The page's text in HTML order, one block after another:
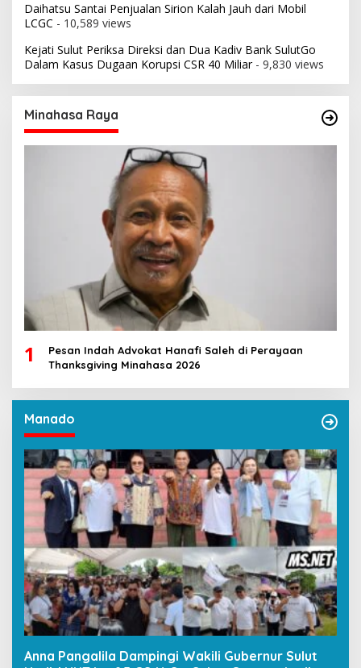
Daihatsu Santai Penjualan Sirion Kalah Jauh dari Mobil
LCGC - 10,589 views
Kejati Sulut Periksa Direksi dan Dua Kadiv Bank SulutGo
Dalam Kasus Dugaan Korupsi CSR 40 Miliar- 9,830 views
Minahasa Raya
1
Pesan Indah Advokat Hanafi Saleh di Perayaan
Thanksgiving Minahasa 2026
Manado
Anna Pangalila Dampingi Wakili Gubernur Sulut